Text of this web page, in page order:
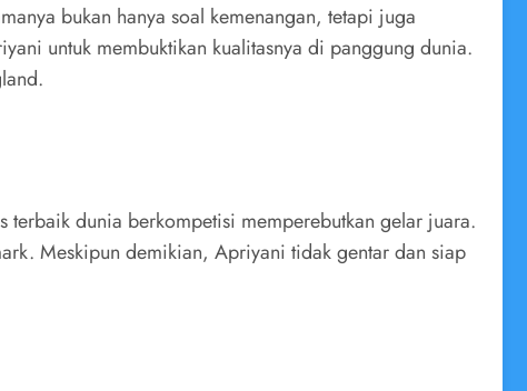
bukan hanya soal kemenangan, tetapi juga
untuk membuktikan kualitasnya di panggung dunia.
dunia berkompetisi memperebutkan gelar juara.
Meskipun demikian, Apriyani tidak gentar dan siap